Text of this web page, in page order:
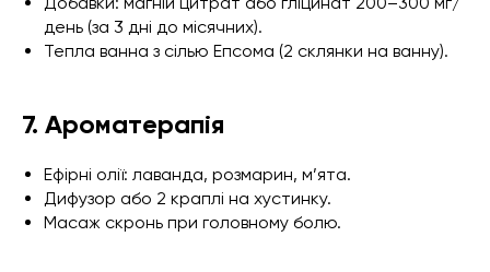
день (за 3 дні до місячних).
Тепла ванна з сілью Епсома (2 склянки на ванну).
7. Ароматерапія
Ефірні олії: лаванда, розмарин, м’ята.
Дифузор або 2 краплі на хустинку.
Масаж скронь при головному болю.